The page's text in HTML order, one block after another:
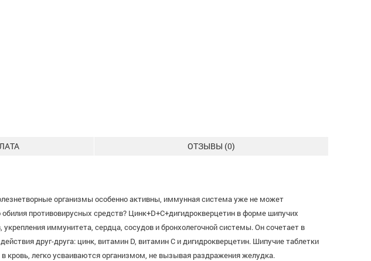
ОТЗЫВЫ (0)
организмы особенно активны, иммунная система уже не может
противовирусных средств? Цинк+D+С+дигидрокверцетин в форме шипучих
иммунитета, сердца, сосудов и бронхолегочной системы. Он сочетает в
друг-друга: цинк, витамин D, витамин С и дигидрокверцетин. Шипучие таблетки
легко усваиваются организмом, не вызывая раздражения желудка.